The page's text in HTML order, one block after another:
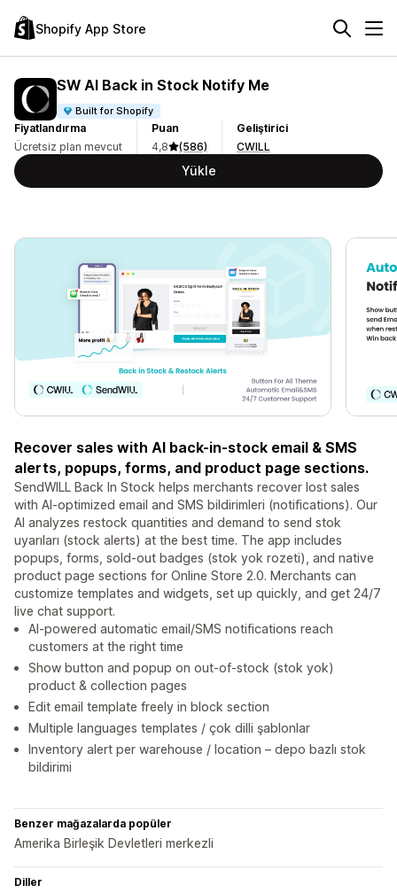
Shopify App Store
SW AI Back in Stock Notify Me
Built for Shopify
Fiyatlandırma
Ücretsiz plan mevcut
Puan
4,8
(586)
Geliştirici
CWILL
Yükle
Recover sales with AI back-in-stock email & SMS
alerts, popups, forms, and product page sections.
SendWILL Back In Stock helps merchants recover lost sales
with AI-optimized email and SMS bildirimleri (notifications). Our
AI analyzes restock quantities and demand to send stok
uyarıları (stock alerts) at the best time. The app includes
popups, forms, sold-out badges (stok yok rozeti), and native
product page sections for Online Store 2.0. Merchants can
customize templates and widgets, set up quickly, and get 24/7
live chat support.
AI-powered automatic email/SMS notifications reach
customers at the right time
Show button and popup on out-of-stock (stok yok)
product & collection pages
Edit email template freely in block section
Multiple languages templates / çok dilli şablonlar
Inventory alert per warehouse / location – depo bazlı stok
bildirimi
Benzer mağazalarda popüler
Amerika Birleşik Devletleri merkezli
Diller